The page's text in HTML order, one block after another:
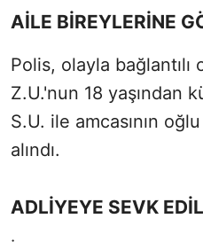
AİLE BİREYLERİNE
Polis, olayla bağlantılı
Z.U.'nun 18 yaşından
S.U. ile amcasının
alındı.
ADLİYEYE SEVK